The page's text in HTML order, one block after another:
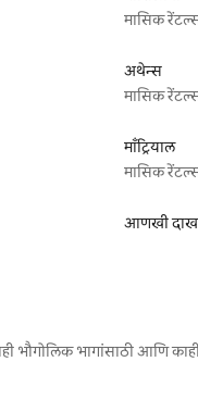
मासिक
अथेन्स
मासिक
माँट्रियाल
मासिक
आणखी
भौगोलिक भागांसाठी आणि काही